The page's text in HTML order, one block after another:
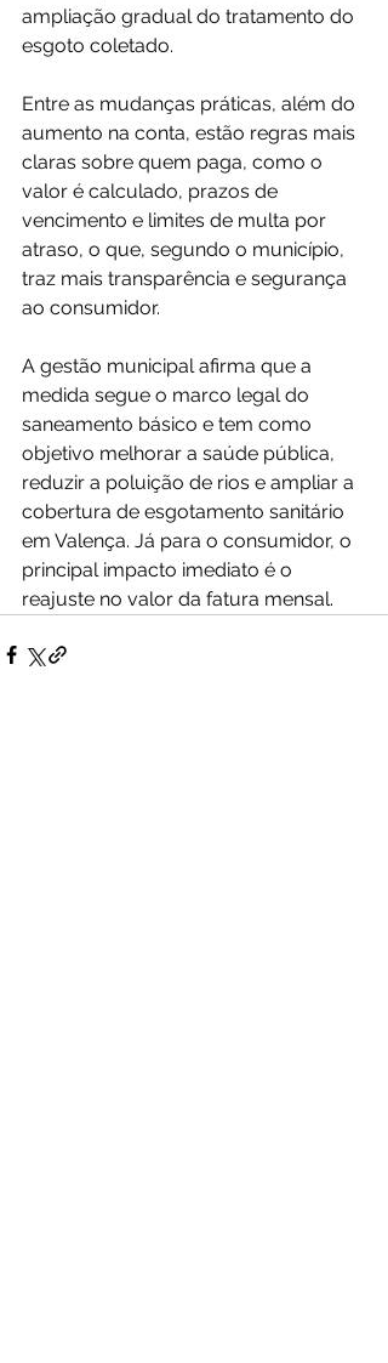
ampliação gradual do tratamento do
esgoto coletado.
Entre as mudanças práticas, além do
aumento na conta, estão regras mais
claras sobre quem paga, como o
valor é calculado, prazos de
vencimento e limites de multa por
atraso, o que, segundo o município,
traz mais transparência e segurança
ao consumidor.
A gestão municipal afirma que a
medida segue o marco legal do
saneamento básico e tem como
objetivo melhorar a saúde pública,
reduzir a poluição de rios e ampliar a
cobertura de esgotamento sanitário
em Valença. Já para o consumidor, o
principal impacto imediato é o
reajuste no valor da fatura mensal.